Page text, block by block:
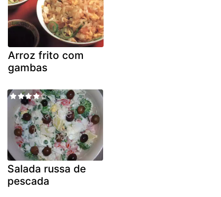
Arroz frito com
gambas
Salada russa de
pescada